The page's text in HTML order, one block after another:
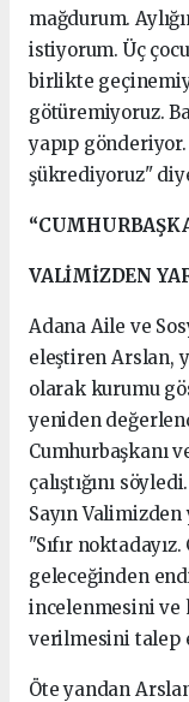
mağdurum.
istiyorum. Üç
birlikte
götüremiyoruz.
yapıp
şükrediyoruz"
VALİMİZDEN
Adana Aile ve
eleştiren Arslan,
olarak kurumu
yeniden
Cumhurbaşkanı
çalıştığını
Sayın
"Sıfır
geleceğinden
incelenmesini ve
verilmesini talep
Öte yandan